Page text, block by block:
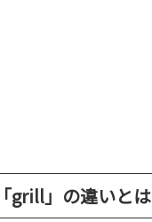
grill」の違いとは